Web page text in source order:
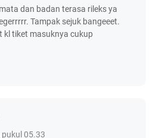
dan badan terasa rileks ya
Tampak sejuk bangeeet.
kl tiket masuknya cukup
05.33